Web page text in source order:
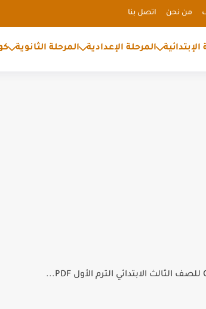
من نحن اتصل بنا
الإبتدائية المرحلة الإعدادية المرحلة الثانوية